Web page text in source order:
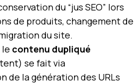
du “jus SEO” lors
de produits, changement de
du site.
contenu dupliqué
se fait via
de la génération des URLs